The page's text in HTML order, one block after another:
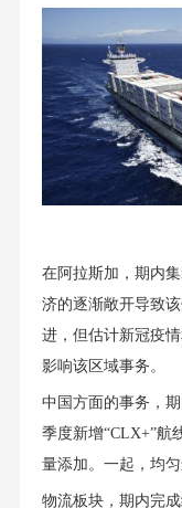
在阿拉斯加，期内
济的逐渐敞开导致
进，但估计新冠疫
影响该区域事务。
中国方面的事务，
季度新增“CLX+”航
量添加。一起，均
物流板块，期内完